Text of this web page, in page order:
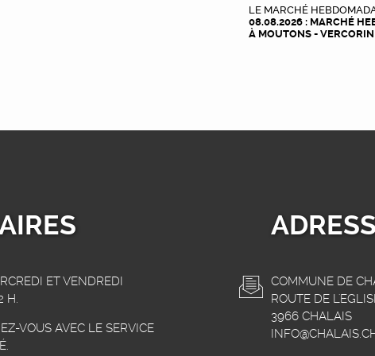
LE MARCHÉ
08.08.2026 : MARCHÉ
À MOUTONS - VERCORIN
ET VENDREDI
H.
VOUS AVEC LE SERVICE
COMMUNE DE
ROUTE DE
3966 CHALAIS